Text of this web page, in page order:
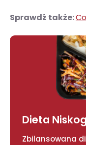
Sprawdź także:
Dieta
Zbilansowana